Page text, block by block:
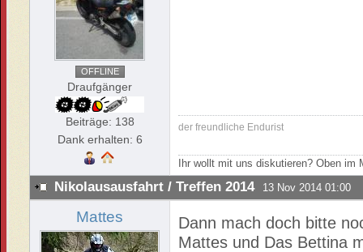
OFFLINE
Draufgänger
Beiträge: 138
Dank erhalten: 6
der freundliche Endurist
Ihr wollt mit uns diskutieren? Oben
Nikolausausfahrt / Treffen 2014 13 Nov 2014 01:00
Mattes
Dann mach doch bitte
Mattes und Das Bettina